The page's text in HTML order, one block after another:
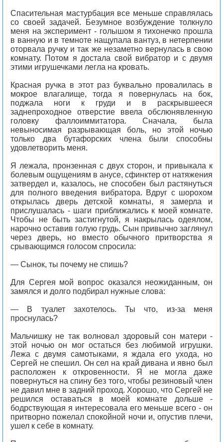
Спасительная мастурбация все меньше справлялась
со своей задачей. Безумное возбуждение толкнуло
меня на эксперимент - голышом я тихонечко прошла
в ванную и в темноте нащупала вантуз, в нетерпении
оторвала ручку и так же незаметно вернулась в свою
комнату. Потом я достала свой вибратор и с двумя
этими игрушечками легла на кровать.
Красная ручка в этот раз буквально провалилась в
мокрое влагалище, тогда я повернулась на бок,
поджала ноги к груди и в раскрывшееся
заднепроходное отверстие ввела обслюнявленную
головку фаллоиммитатора. Сначала, была
невыносимая разрывающая боль, но этой ночью
только два бутафорских члена были способны
удовлетворить меня.
Я лежала, пронзенная с двух сторон, и привыкала к
болевым ощущениям в анусе, сфинктер от натяжения
затвердел и, казалось, не способен был растянуться
для полного введения вибратора. Вдруг с шорохом
открылась дверь детской комнаты, я замерла и
прислушалась - шаги приближались к моей комнате.
Чтобы не быть застигнутой, я накрылась одеялом,
нарочно оставив голую грудь. Сын привычно заглянул
через дверь, но вместо обычного притворства я
срывающимся голосом спросила:
— Сынок, ты почему не спишь?
Для Сергея мой вопрос оказался неожиданным, он
замялся и долго подбирал нужные слова:
— В туалет захотелось. Ты что, из-за меня
проснулась?
Мальчишку не так волновал здоровый сон матери -
этой ночью он мог остаться без любимой игрушки.
Лежа с двумя самотыками, я ждала его ухода, но
Сергей не спешил. Он сел на край дивана и явно был
расположен к откровенности. Я не могла даже
повернуться на спину без того, чтобы резиновый член
не давил мне в задний проход. Хорошо, что Сергей не
решился оставаться в моей комнате дольше -
бодрствующая я интересовала его меньше всего - он
притворно пожелал спокойной ночи и, опустив плечи,
ушел к себе в комнату.